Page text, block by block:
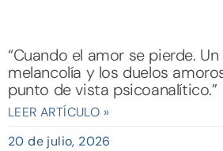
“Cuando el amor se pierde.
melancolía y los duelos
punto de vista psicoanalítico.”
LEER ARTÍCULO »
20 de julio, 2026